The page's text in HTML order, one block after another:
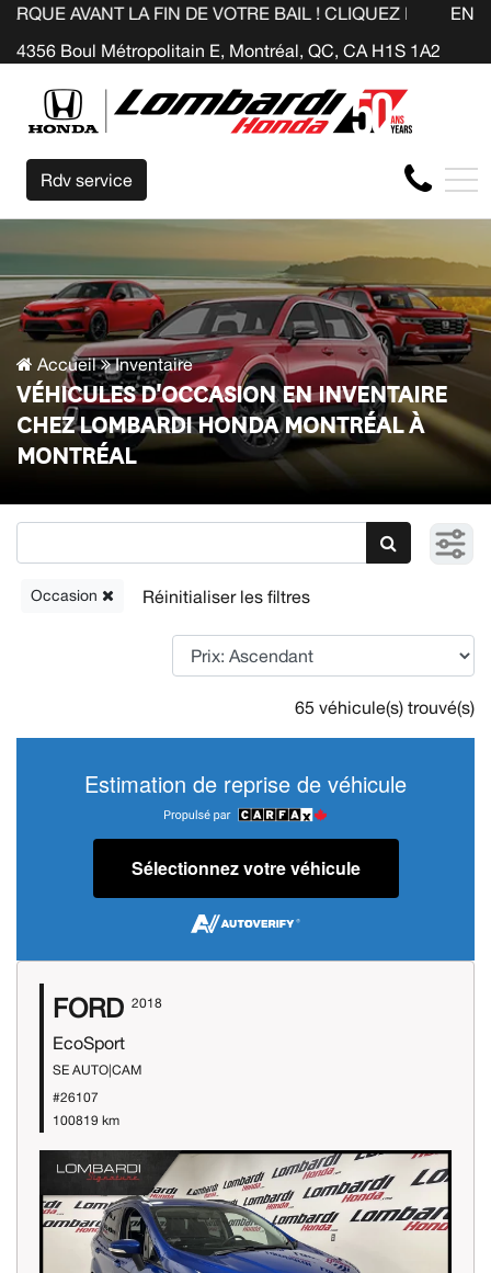
LA FIN DE VOTRE BAIL ! CLIQUEZ ICI
4356 Boul Métropolitain E, Montréal, QC, CA H1S 1A2
EN
Rdv service
Accueil Inventaire
VÉHICULES D'OCCASION EN INVENTAIRE
CHEZ LOMBARDI HONDA MONTRÉAL À
MONTRÉAL
Occasion
65 véhicule(s) trouvé(s)
Estimation de reprise de véhicule
Sélectionnez votre véhicule
FORD 2018
EcoSport
SE AUTO|CAM
#26107
100819 km